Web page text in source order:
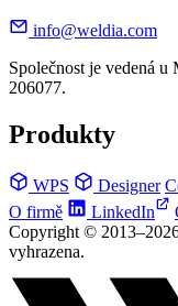
info@weldia.com
Společnost je vedená u
206077.
Produkty
WPS Designer
O firmě
LinkedIn
Copyright ©
vyhrazena.